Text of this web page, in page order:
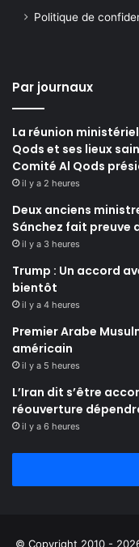
Politique de
Par journaux
La réunion
Qods et ses lieux
Comité Al Qods
il y a 2 heures
Deux anciens
Sánchez fait preuve
il y a 3 heures
Trump : Un accord
bientôt
il y a 4 heures
Premier Arabe
américain
il y a 5 heures
L’Iran dit s’être
réouverture
il y a 6 heures
© Copyright 2010 -